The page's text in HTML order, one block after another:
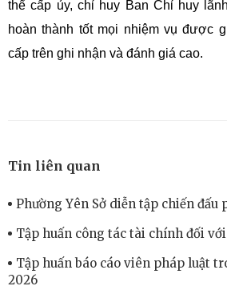
thể cấp ủy, chỉ huy Ban Chỉ huy
hoàn thành tốt mọi nhiệm vụ được
cấp trên ghi nhận và đánh giá cao.
Tin liên quan
Phường Yên Sở diễn tập chiến đấu
Tập huấn công tác tài chính đối với
Tập huấn báo cáo viên pháp luật
2026